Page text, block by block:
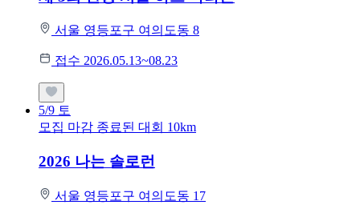
서울 영등포구 여의도동 8
접수 2026.05.13~08.23
5/9 토
모집 마감 종료된 대회 10km
2026 나는 솔로런
서울 영등포구 여의도동 17